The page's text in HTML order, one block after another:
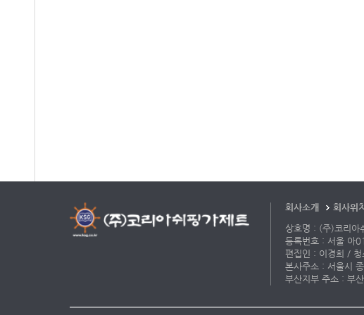
회사소개 회사위치
상호명 : (주)코리
등록번호 : 서울 아
편집인 : 이경희 /
본사주소 : 서울시
부산지부 주소 :